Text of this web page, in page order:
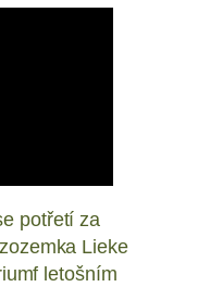
potřetí za
Lieke
letošním